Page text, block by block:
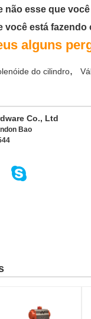
não esse que
você está fazendo
alguns
do cilindro,
Co., Ltd
Bao